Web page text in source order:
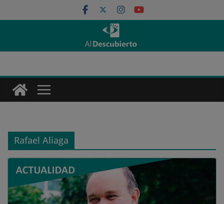
al
Rafael Aliaga